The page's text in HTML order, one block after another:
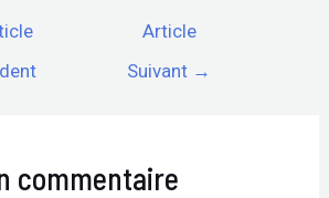
Article
Suivant →
commentaire